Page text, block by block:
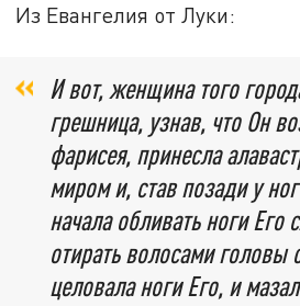
Из Евангелия от Луки:
И вот, женщина того
грешница, узнав, что Он
фарисея, принесла
миром и, став позади у
начала обливать ноги Его
отирать волосами головы
целовала ноги Его, и